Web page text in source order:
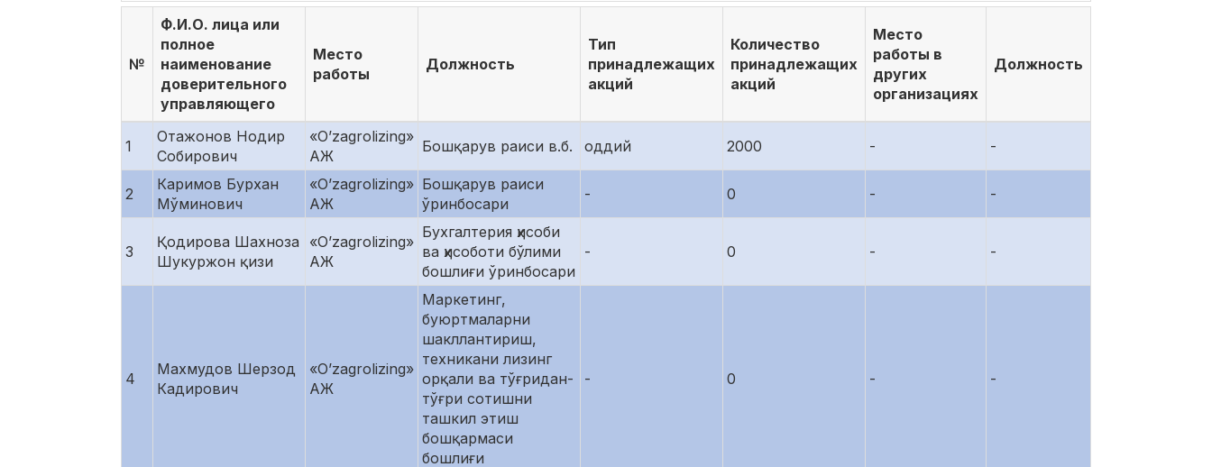
№
Ф.И.О. лица или
полное
наименование
доверительного
управляющего
Место
работы
Должность
Тип
принадлежащих
акций
Количество
принадлежащих
акций
Место
работы в
других
организациях
Должность
1
Отажонов Нодир
Собирович
«O’zagrolizing»
АЖ
Бошқарув раиси в.б. оддий 2000 - -
2
Каримов Бурхан
Мўминович
«O’zagrolizing»
АЖ
Бошқарув раиси
ўринбосари
- 0 - -
3
Қодирова Шахноза
Шукуржон қизи
«O’zagrolizing»
АЖ
Бухгалтерия ҳисоби
ва ҳисоботи бўлими
бошлиғи ўринбосари
- 0 - -
4
Махмудов Шерзод
Кадирович
«O’zagrolizing»
АЖ
Маркетинг,
буюртмаларни
шакллантириш,
техникани лизинг
орқали ва тўғридан-
тўғри сотишни
ташкил этиш
бошқармаси
бошлиғи
- 0 - -